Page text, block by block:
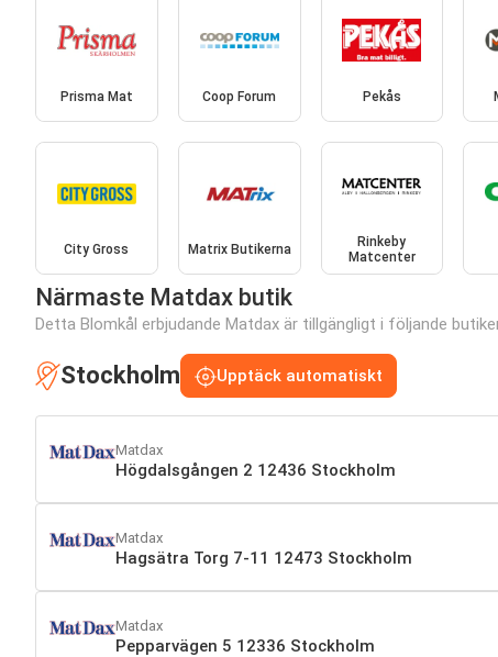
Prisma Mat Coop Forum Pekås
City Gross Matrix Butikerna
Rinkeby
Matcenter
Närmaste Matdax butik
Detta Blomkål erbjudande Matdax är tillgängligt i följande
Stockholm Upptäck automatiskt
Matdax
Högdalsgången 2 12436 Stockholm
Matdax
Hagsätra Torg 7-11 12473 Stockholm
Matdax
Pepparvägen 5 12336 Stockholm